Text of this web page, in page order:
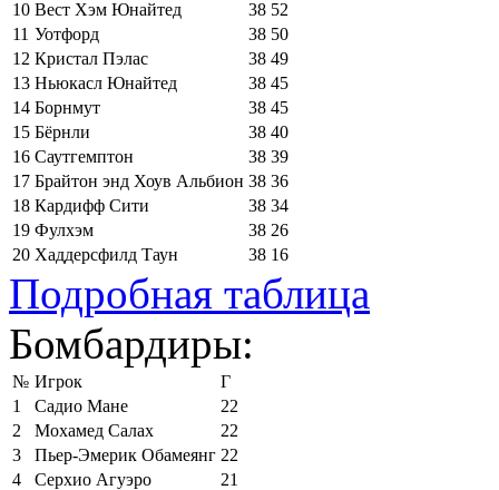
10 Вест Хэм Юнайтед 38 52
11 Уотфорд 38 50
12 Кристал Пэлас 38 49
13 Ньюкасл Юнайтед 38 45
14 Борнмут 38 45
15 Бёрнли 38 40
16 Саутгемптон 38 39
17 Брайтон энд Хоув Альбион 38 36
18 Кардифф Сити 38 34
19 Фулхэм 38 26
20 Хаддерсфилд Таун 38 16
Подробная таблица
Бомбардиры:
№ Игрок
Г
1
Садио Мане
22
2
Мохамед Салах
22
3
Пьер-Эмерик Обамеянг 22
4
Серхио Агуэро
21